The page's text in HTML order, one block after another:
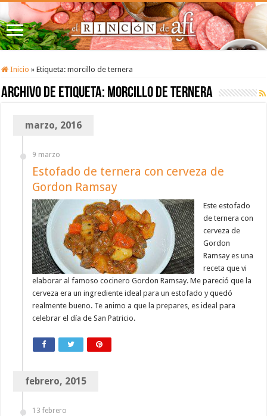
Inicio » Etiqueta:morcillo de ternera
Archivo de etiqueta: morcillo de ternera
marzo, 2016
9 marzo
Estofado de ternera con cerveza de
Gordon Ramsay
Este estofado
de ternera con
cerveza de
Gordon
Ramsay es una
receta que vi
elaborar al famoso cocinero Gordon Ramsay. Me pareció que la
cerveza era un ingrediente ideal para un estofado y quedó
realmente bueno. Te animo a que la prepares, es ideal para
celebrar el día de San Patricio.
febrero, 2015
13 febrero